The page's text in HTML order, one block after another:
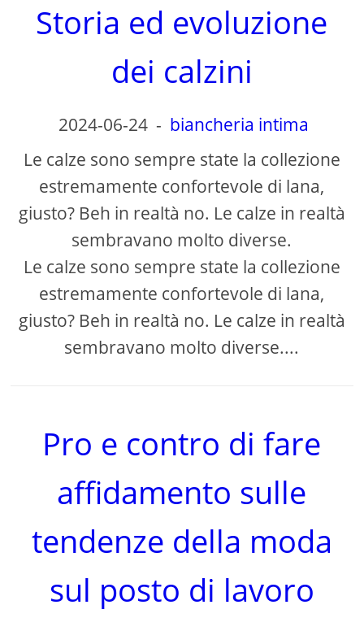
Storia ed evoluzione
dei calzini
2024-06-24 - biancheria intima
Le calze sono sempre state la collezione
estremamente confortevole di lana,
giusto? Beh in realtà no. Le calze in realtà
sembravano molto diverse.
Le calze sono sempre state la collezione
estremamente confortevole di lana,
giusto? Beh in realtà no. Le calze in realtà
sembravano molto diverse....
Pro e contro di fare
affidamento sulle
tendenze della moda
sul posto di lavoro